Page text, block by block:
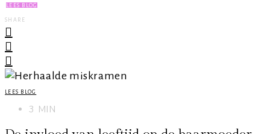
LEES BLOG
SHARE
LEES BLOG
3 MIN